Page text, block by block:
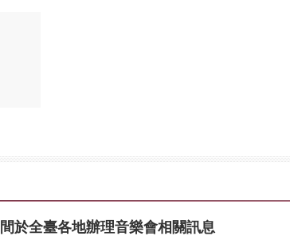
於全臺各地辦理音樂會相關訊息